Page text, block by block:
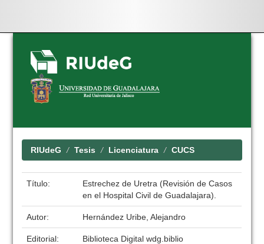
Skip
navigation
RIUdeG Tesis Licenciatura CUCS
Título:
Estrechez de Uretra (Revisión de Casos
en el Hospital Civil de Guadalajara).
Autor: Hernández Uribe, Alejandro
Editorial:
Biblioteca Digital wdg.biblio